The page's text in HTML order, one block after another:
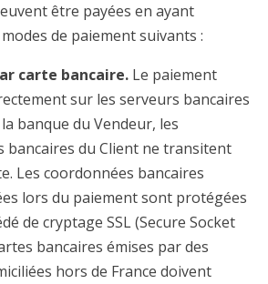
être payées en ayant
de paiement suivants :
carte bancaire. Le paiement
sur les serveurs bancaires
banque du Vendeur, les
bancaires du Client ne transitent
Les coordonnées bancaires
lors du paiement sont protégées
de cryptage SSL (Secure Socket
bancaires émises par des
hors de France doivent